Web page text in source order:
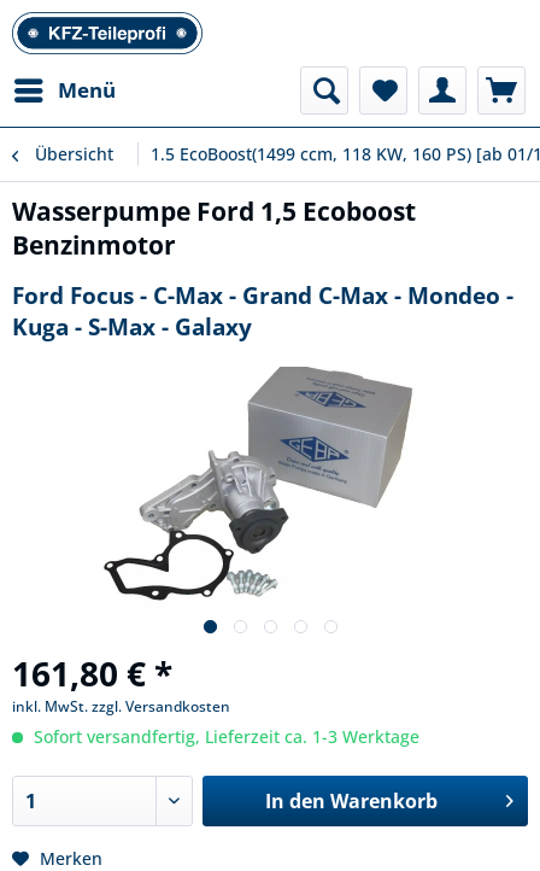
Menü
Übersicht 1.5 EcoBoost(1499 ccm, 118 KW, 160 PS) [ab 01/
Wasserpumpe Ford 1,5 Ecoboost
Benzinmotor
Ford Focus - C-Max - Grand C-Max - Mondeo -
Kuga - S-Max - Galaxy
161,80 € *
inkl. MwSt.zzgl. Versandkosten
Sofort versandfertig, Lieferzeit ca. 1-3 Werktage
In den Warenkorb
Merken